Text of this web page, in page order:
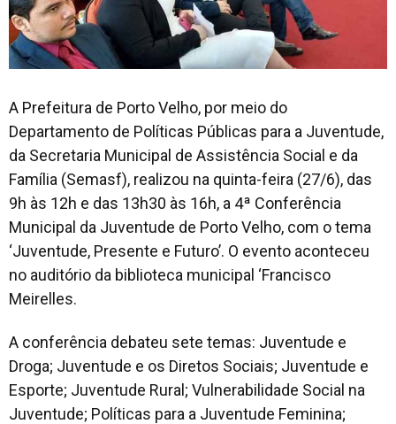
A Prefeitura de Porto Velho, por meio do
Departamento de Políticas Públicas para a Juventude,
da Secretaria Municipal de Assistência Social e da
Família (Semasf), realizou na quinta-feira (27/6), das
9h às 12h e das 13h30 às 16h, a 4ª Conferência
Municipal da Juventude de Porto Velho, com o tema
‘Juventude, Presente e Futuro’. O evento aconteceu
no auditório da biblioteca municipal ‘Francisco
Meirelles.
A conferência debateu sete temas: Juventude e
Droga; Juventude e os Diretos Sociais; Juventude e
Esporte; Juventude Rural; Vulnerabilidade Social na
Juventude; Políticas para a Juventude Feminina;